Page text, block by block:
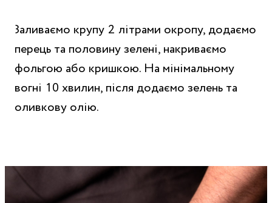
Заливаємо крупу 2 літрами окропу, додаємо
перець та половину зелені, накриваємо
фольгою або кришкою. На мінімальному
вогні 10 хвилин, після додаємо зелень та
оливкову олію.